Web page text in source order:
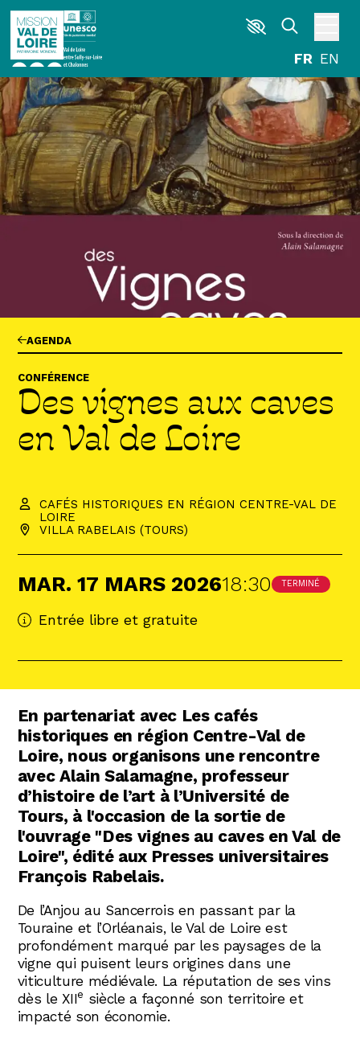
Aller au contenu principal
AGENDA
CONFÉRENCE
Des vignes aux caves
en Val de Loire
CAFÉS HISTORIQUES EN RÉGION CENTRE-VAL DE
LOIRE
VILLA RABELAIS (TOURS)
MAR. 17 MARS 202618:30 TERMINÉ
Entrée libre et gratuite
En partenariat avec Les cafés
historiques en région Centre-Val de
Loire, nous organisons une rencontre
avec Alain Salamagne, professeur
d’histoire de l’art à l’Université de
Tours, à l'occasion de la sortie de
l'ouvrage "Des vignes au caves en Val de
Loire", édité aux Presses universitaires
François Rabelais.
De l’Anjou au Sancerrois en passant par la
Touraine et l’Orléanais, le Val de Loire est
profondément marqué par les paysages de la
vigne qui puisent leurs origines dans une
viticulture médiévale. La réputation de ses vins
dès le XIIe siècle a façonné son territoire et
impacté son économie.
DÉCOUVRIR
EXPLORER
ARPENTER
HABITER
RESSOURCES
ICONOTHÈQUE
LA MISSION VAL DE LOIRE
G
Le journal le plus lu les pieds dans l'eau.
N La Newsletter
Les dernières nouvelles du Val de Loire
patrimoine mondial délivrées directement
dans votre boîte mail.